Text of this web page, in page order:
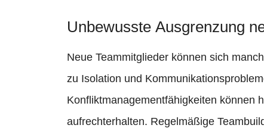
Unbewusste Ausgrenzung
Neue Teammitglieder können sich
zu Isolation und
Konfliktmanagementfähigkeiten können
aufrechterhalten. Regelmäßige